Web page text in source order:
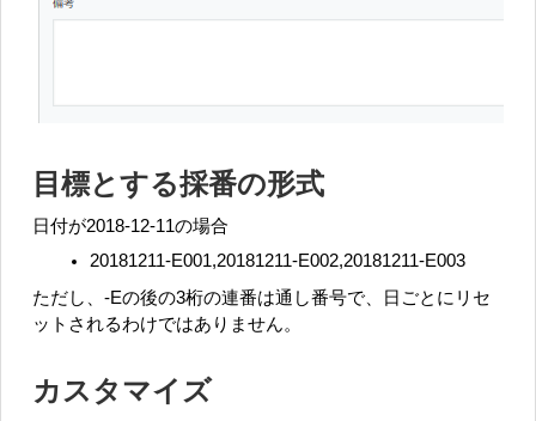
目標とする採番の形式
日付が2018-12-11の場合
20181211-E001,20181211-E002,20181211-E003
ただし、-Eの後の3桁の連番は通し番号で、日ごとにリセ
ットされるわけではありません。
カスタマイズ